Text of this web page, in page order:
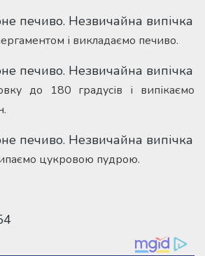
і викладаємо печиво.
до 180 градусів і випікаємо
цукровою пудрою.